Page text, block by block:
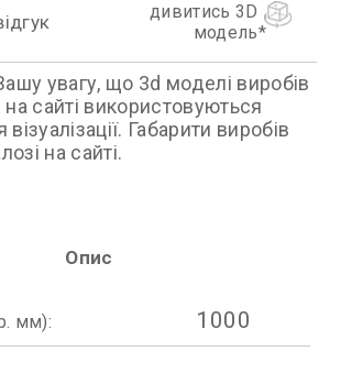
дивитись 3D
модель
увагу, що 3d моделі виробів
сайті використовуються
Габарити виробів
на сайті.
Опис
мм): 1000